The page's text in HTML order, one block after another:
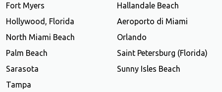
Fort Myers
Hallandale Beach
Hollywood, Florida
Aeroporto di Miami
North Miami Beach
Orlando
Palm Beach
Saint Petersburg (Florida)
Sarasota
Sunny Isles Beach
Tampa